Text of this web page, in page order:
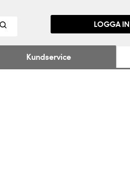
LOGGA IN
Kundservice